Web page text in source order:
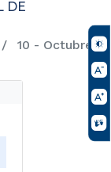
DE
10 - Octubre